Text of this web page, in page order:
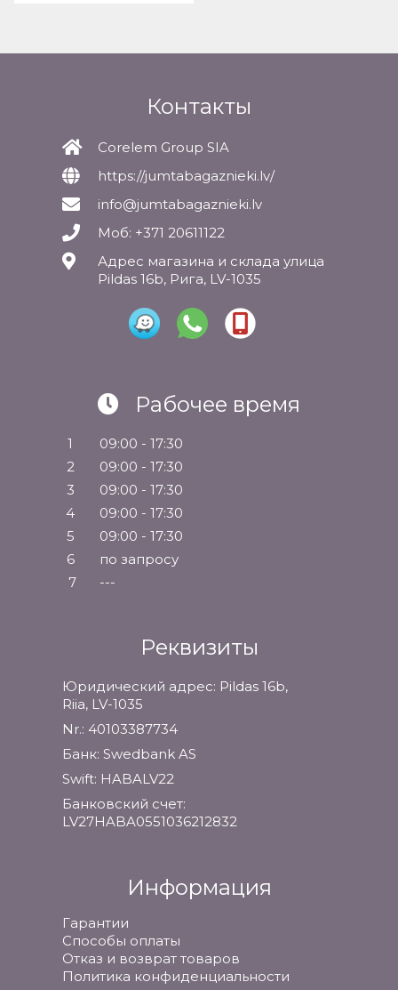
Контакты
Corelem Group SIA
https://jumtabagaznieki.lv/
info@jumtabagaznieki.lv
Моб: +371 20611122
Адрес магазина и склада улица
Pildas 16b, Рига, LV-1035
Рабочее время
1
09:00 - 17:30
2
09:00 - 17:30
3
09:00 - 17:30
4
09:00 - 17:30
5
09:00 - 17:30
6
по запросу
7
---
Реквизиты
Юридический адрес: Pildas 16b,
Riia, LV-1035
Nr.: 40103387734
Банк: Swedbank AS
Swift: HABALV22
Банковский счет:
LV27HABA0551036212832
Информация
Гарантии
Способы оплаты
Отказ и возврат товаров
Политика конфиденциальности